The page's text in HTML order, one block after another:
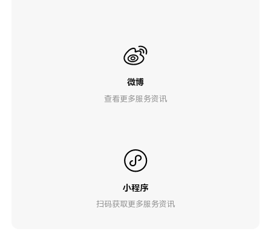
微博
查看更多服务资讯
小程序
扫码获取更多服务资讯